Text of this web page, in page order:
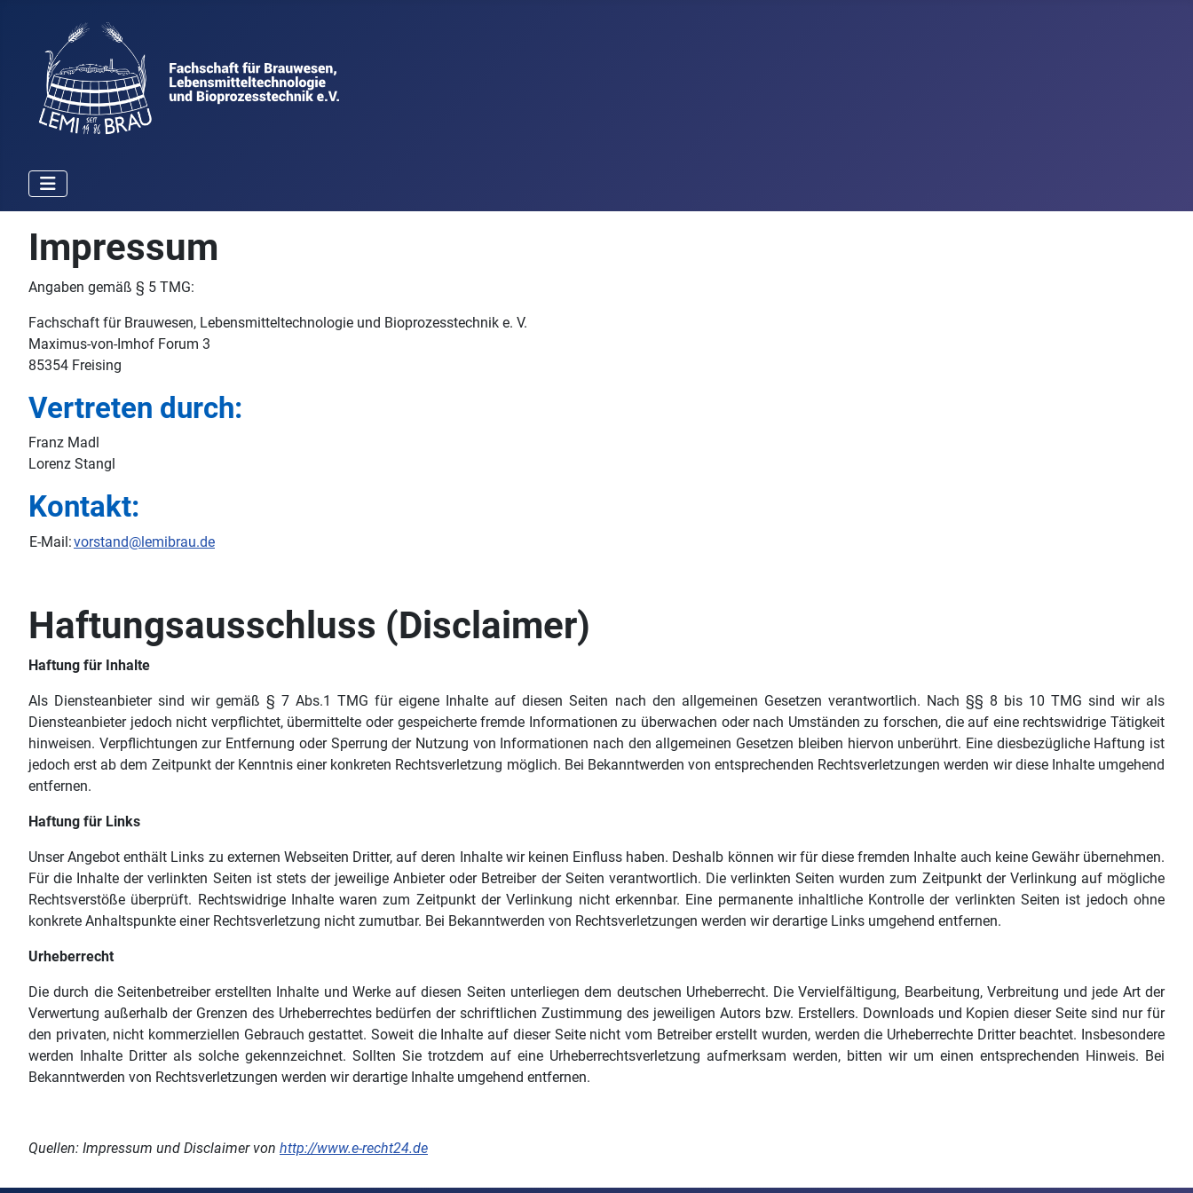
Impressum
Angaben gemäß § 5 TMG:
Fachschaft für Brauwesen, Lebensmitteltechnologie und Bioprozesstechnik e. V.
Maximus-von-Imhof Forum 3
85354 Freising
Vertreten durch:
Franz Madl
Lorenz Stangl
Kontakt:
E-Mail:vorstand@lemibrau.de
Haftungsausschluss (Disclaimer)
Haftung für Inhalte
Als Diensteanbieter sind wir gemäß § 7 Abs.1 TMG für eigene Inhalte auf diesen Seiten nach den allgemeinen Gesetzen verantwortlich. Nach §§ 8 bis 10 TMG sind wir als
Diensteanbieter jedoch nicht verpflichtet, übermittelte oder gespeicherte fremde Informationen zu überwachen oder nach Umständen zu forschen, die auf eine rechtswidrige Tätigkeit
hinweisen. Verpflichtungen zur Entfernung oder Sperrung der Nutzung von Informationen nach den allgemeinen Gesetzen bleiben hiervon unberührt. Eine diesbezügliche Haftung ist
jedoch erst ab dem Zeitpunkt der Kenntnis einer konkreten Rechtsverletzung möglich. Bei Bekanntwerden von entsprechenden Rechtsverletzungen werden wir diese Inhalte umgehend
entfernen.
Haftung für Links
Unser Angebot enthält Links zu externen Webseiten Dritter, auf deren Inhalte wir keinen Einfluss haben. Deshalb können wir für diese fremden Inhalte auch keine Gewähr übernehmen.
Für die Inhalte der verlinkten Seiten ist stets der jeweilige Anbieter oder Betreiber der Seiten verantwortlich. Die verlinkten Seiten wurden zum Zeitpunkt der Verlinkung auf mögliche
Rechtsverstöße überprüft. Rechtswidrige Inhalte waren zum Zeitpunkt der Verlinkung nicht erkennbar. Eine permanente inhaltliche Kontrolle der verlinkten Seiten ist jedoch ohne
konkrete Anhaltspunkte einer Rechtsverletzung nicht zumutbar. Bei Bekanntwerden von Rechtsverletzungen werden wir derartige Links umgehend entfernen.
Urheberrecht
Die durch die Seitenbetreiber erstellten Inhalte und Werke auf diesen Seiten unterliegen dem deutschen Urheberrecht. Die Vervielfältigung, Bearbeitung, Verbreitung und jede Art der
Verwertung außerhalb der Grenzen des Urheberrechtes bedürfen der schriftlichen Zustimmung des jeweiligen Autors bzw. Erstellers. Downloads und Kopien dieser Seite sind nur für
den privaten, nicht kommerziellen Gebrauch gestattet. Soweit die Inhalte auf dieser Seite nicht vom Betreiber erstellt wurden, werden die Urheberrechte Dritter beachtet. Insbesondere
werden Inhalte Dritter als solche gekennzeichnet. Sollten Sie trotzdem auf eine Urheberrechtsverletzung aufmerksam werden, bitten wir um einen entsprechenden Hinweis. Bei
Bekanntwerden von Rechtsverletzungen werden wir derartige Inhalte umgehend entfernen.
Quellen: Impressum und Disclaimer von http://www.e-recht24.de